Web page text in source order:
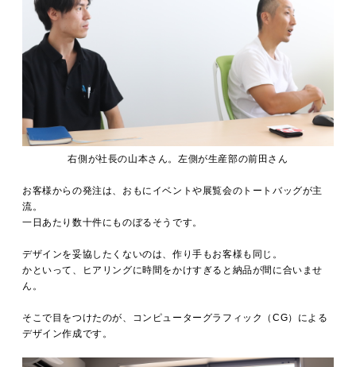
右側が社長の山本さん。左側が生産部の前田さん
お客様からの発注は、おもにイベントや展覧会のトートバッグが主
流。
一日あたり数十件にものぼるそうです。
デザインを妥協したくないのは、作り手もお客様も同じ。
かといって、ヒアリングに時間をかけすぎると納品が間に合いませ
ん。
そこで目をつけたのが、コンピューターグラフィック（CG）による
デザイン作成です。